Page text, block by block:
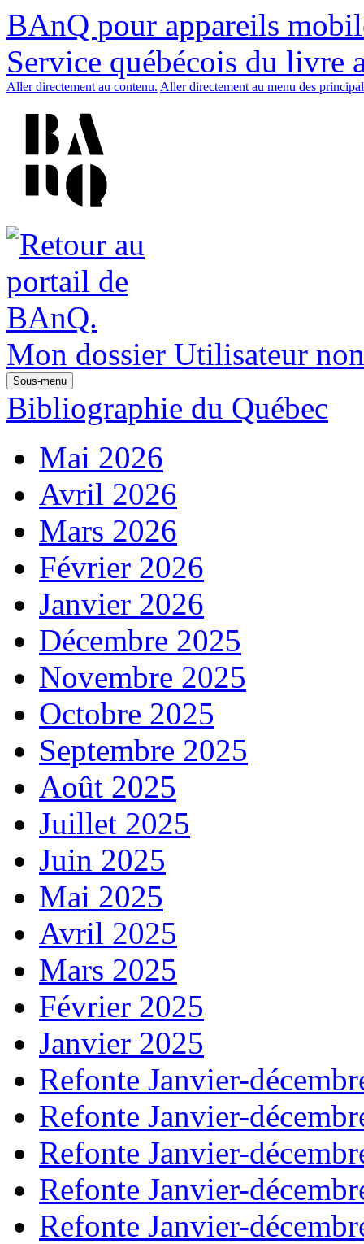
BAnQ pour appareils
Service québécois du livre
Aller directement au contenu. Aller directement au menu des
Mon dossier Utilisateur
Sous-menu
Bibliographie du Québec
Mai 2026
Avril 2026
Mars 2026
Février 2026
Janvier 2026
Décembre 2025
Novembre 2025
Octobre 2025
Septembre 2025
Août 2025
Juillet 2025
Juin 2025
Mai 2025
Avril 2025
Mars 2025
Février 2025
Janvier 2025
Refonte Janvier-
Refonte Janvier-
Refonte Janvier-
Refonte Janvier-
Refonte Janvier-